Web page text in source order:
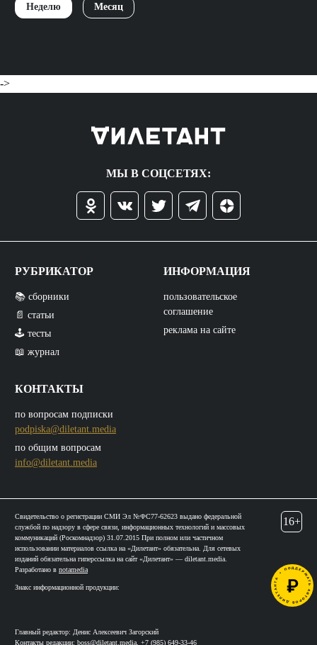
Неделю Месяц
->
МЫ В СОЦСЕТЯХ:
РУБРИКАТОР
📚 сборники
📄 статьи
🕹️ тесты
📖 журнал
КОНТАКТЫ
по вопросам подписки
podpiska@diletant.media
по общим вопросам
info@diletant.media
ИНФОРМАЦИЯ
пользовательское
соглашение
реклама на сайте
Свидетельство о регистрации СМИ Эл №ФС77-62623 выдано федеральной
службой по надзору в сфере связи, информационных технологий и массовых
коммуникаций (Роскомнадзор) 31.07.2015 При полном или частичном
использовании материалов ссылка на «Дилетант» обязательна. Для сетевых
изданий обязательна гиперссылка на сайт «Дилетант» — diletant.media.
Разработано в notamedia
Знакс информационной продукции:
Главный редактор: Денис Алексеевич Загорский
Контакты редакции: boss@diletant.media +7 (985) 649-33-46
16+